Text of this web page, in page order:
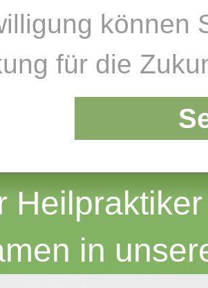
können
für die
in